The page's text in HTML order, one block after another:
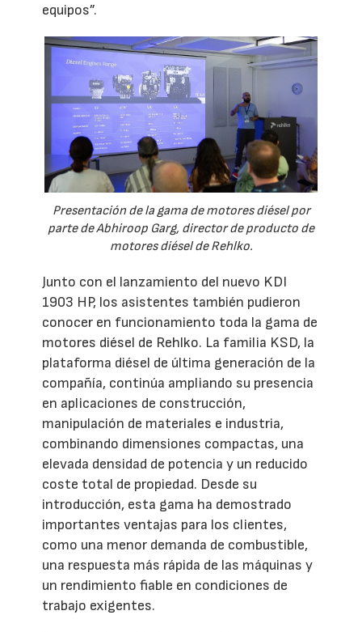
equipos”.
Presentación de la gama de motores diésel por
parte de Abhiroop Garg, director de producto de
motores diésel de Rehlko.
Junto con el lanzamiento del nuevo KDI
1903 HP, los asistentes también pudieron
conocer en funcionamiento toda la gama de
motores diésel de Rehlko. La familia KSD, la
plataforma diésel de última generación de la
compañía, continúa ampliando su presencia
en aplicaciones de construcción,
manipulación de materiales e industria,
combinando dimensiones compactas, una
elevada densidad de potencia y un reducido
coste total de propiedad. Desde su
introducción, esta gama ha demostrado
importantes ventajas para los clientes,
como una menor demanda de combustible,
una respuesta más rápida de las máquinas y
un rendimiento fiable en condiciones de
trabajo exigentes.